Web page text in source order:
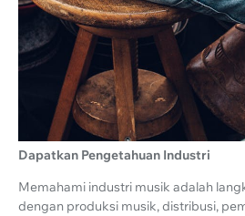
Dapatkan Pengetahuan Industri
Memahami industri musik adalah
dengan produksi musik, distribusi,